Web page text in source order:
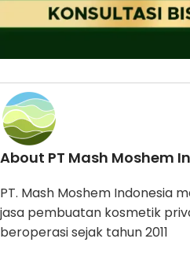
About PT Mash Moshem
PT. Mash Moshem Indonesia
jasa pembuatan kosmetik
beroperasi sejak tahun 2011